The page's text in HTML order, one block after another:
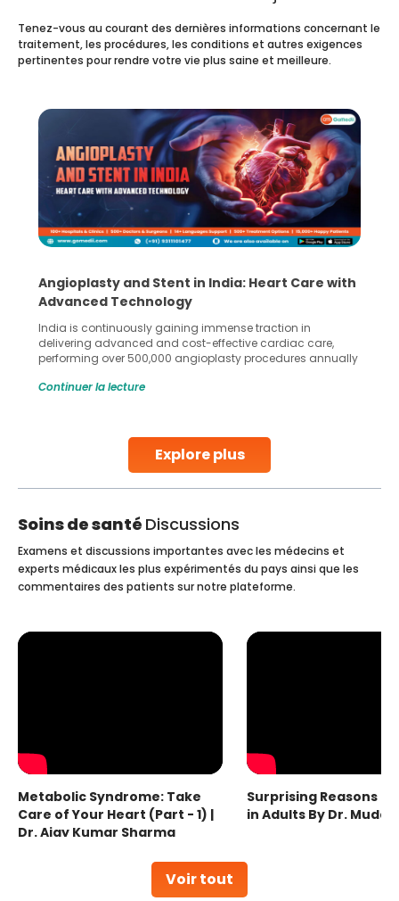
Explore plus
Tenez-vous au courant des dernières informations concernant le
traitement, les procédures, les conditions et autres exigences
pertinentes pour rendre votre vie plus saine et meilleure.
5 Essential Steps for Effective Human Sperm
Collection and Processing Methods
Human sperm collection and processing are critical steps
in advanced reproductive techniques like In Vitro
Fertilization (IVF) and intrauterine insemination (IUI). These
challenges and help couples achieve their dream of
collected, they process the
Continuer la lecture
Soins de santé Discussions
Voir tout
Examens et discussions importantes avec les médecins et
experts médicaux les plus expérimentés du pays ainsi que les
commentaires des patients sur notre plateforme.
Metabolic Syndrome: Take
Care of Your Heart (Part - 1) |
Dr. Ajay Kumar Sharma
Surprising Reasons
in Adults By Dr.